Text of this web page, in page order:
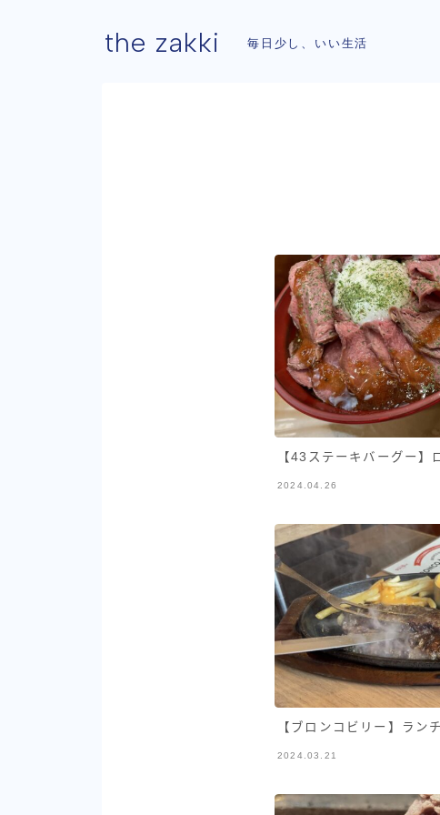
the zakki 毎日少し、いい生活
【43ステーキバーグー
2024.04.26
【ブロンコビリー】ラン
2024.03.21